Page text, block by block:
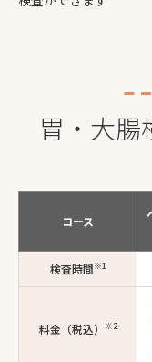
胃・大腸
コース
検査時間※1
料金（税込） ※2